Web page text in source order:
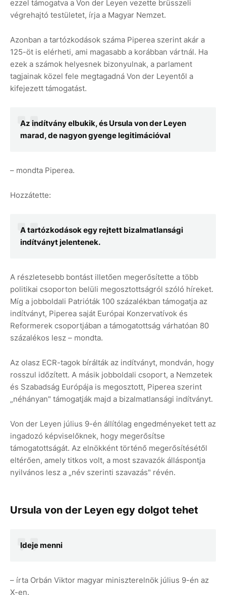
ezzel támogatva a Von der Leyen vezette brüsszeli
végrehajtó testületet, írja a Magyar Nemzet.
Azonban a tartózkodások száma Piperea szerint akár a
125-öt is elérheti, ami magasabb a korábban vártnál. Ha
ezek a számok helyesnek bizonyulnak, a parlament
tagjainak közel fele megtagadná Von der Leyentől a
kifejezett támogatást.
Az indítvány elbukik, és Ursula von der Leyen
marad, de nagyon gyenge legitimációval
– mondta Piperea.
Hozzátette:
A tartózkodások egy rejtett bizalmatlansági
indítványt jelentenek.
A részletesebb bontást illetően megerősítette a több
politikai csoporton belüli megosztottságról szóló híreket.
Míg a jobboldali Patrióták 100 százalékban támogatja az
indítványt, Piperea saját Európai Konzervatívok és
Reformerek csoportjában a támogatottság várhatóan 80
százalékos lesz – mondta.
Az olasz ECR-tagok bírálták az indítványt, mondván, hogy
rosszul időzített. A másik jobboldali csoport, a Nemzetek
és Szabadság Európája is megosztott, Piperea szerint
„néhányan" támogatják majd a bizalmatlansági indítványt.
Von der Leyen július 9-én állítólag engedményeket tett az
ingadozó képviselőknek, hogy megerősítse
támogatottságát. Az elnökként történő megerősítésétől
eltérően, amely titkos volt, a most szavazók álláspontja
nyilvános lesz a „név szerinti szavazás" révén.
Ursula von der Leyen egy dolgot tehet
Ideje menni
– írta Orbán Viktor magyar miniszterelnök július 9-én az
X-en.